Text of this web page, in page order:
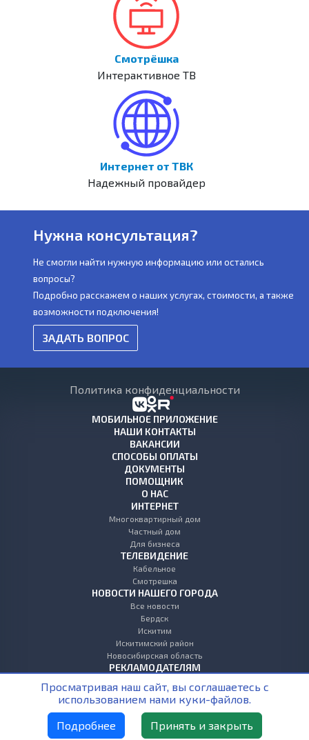
Смотрёшка
Интерактивное ТВ
Интернет от ТВК
Надежный провайдер
Нужна консультация?
Не смогли найти нужную информацию или остались
вопросы?
Подробно расскажем о наших услугах, стоимости, а также
возможности подключения!
ЗАДАТЬ ВОПРОС
Политика конфиденциальности
МОБИЛЬНОЕ ПРИЛОЖЕНИЕ
НАШИ КОНТАКТЫ
ВАКАНСИИ
СПОСОБЫ ОПЛАТЫ
ДОКУМЕНТЫ
ПОМОЩНИК
О НАС
ИНТЕРНЕТ
Многоквартирный дом
Частный дом
Для бизнеса
ТЕЛЕВИДЕНИЕ
Кабельное
Смотрешка
НОВОСТИ НАШЕГО ГОРОДА
Все новости
Бердск
Искитим
Искитимский район
Новосибирская область
РЕКЛАМОДАТЕЛЯМ
+7 (383) 383-00-40
Заказать звонок
Новосибирская область г. Бердск ул. Микрорайон, д.15Б
support@tvk.tv
Просматривая наш сайт, вы соглашаетесь с
использованием нами куки-файлов.
Подробнее
Принять и закрыть